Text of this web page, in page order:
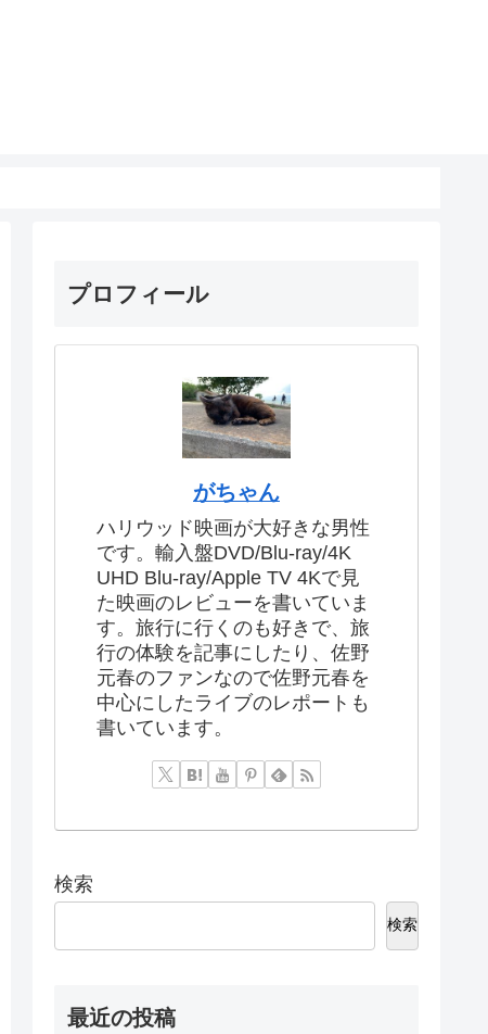
プロフィール
がちゃん
ハリウッド映画が大好きな男性
です。輸入盤DVD/Blu-ray/4K
UHD Blu-ray/Apple TV 4Kで見
た映画のレビューを書いていま
す。旅行に行くのも好きで、旅
行の体験を記事にしたり、佐野
元春のファンなので佐野元春を
中心にしたライブのレポートも
書いています。
検索
検索
最近の投稿